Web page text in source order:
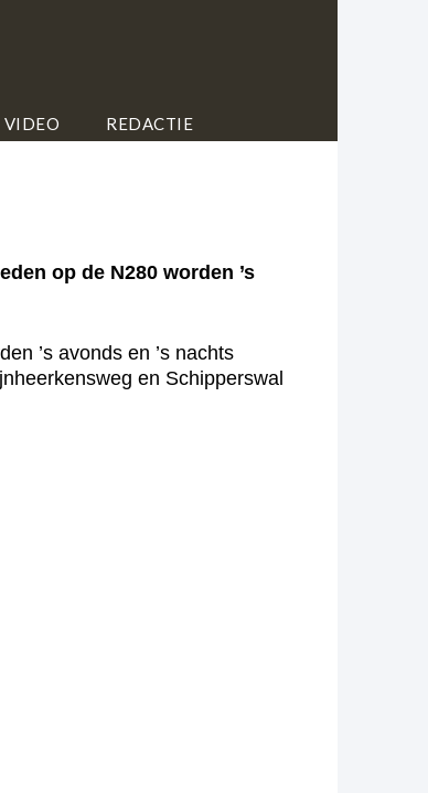
VIDEO REDACTIE
op de N280 worden ’s
’s avonds en ’s nachts
en Schipperswal